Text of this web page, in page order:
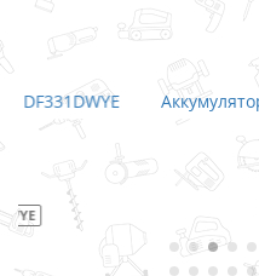
Аккумуляторный дрель-
В
В наличии